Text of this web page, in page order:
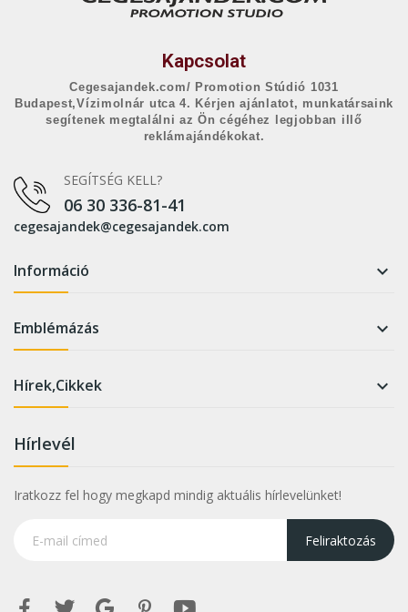
Kapcsolat
Cegesajandek.com/ Promotion Stúdió 1031
Budapest,Vízimolnár utca 4. Kérjen ajánlatot, munkatársaink
segítenek megtalálni az Ön cégéhez legjobban illő
reklámajándékokat.
SEGÍTSÉG KELL?
06 30 336-81-41
cegesajandek@cegesajandek.com
Információ 
Emblémázás 
Hírek,Cikkek 
Hírlevél
Iratkozz fel hogy megkapd mindig aktuális hírlevelünket!
Feliraktozás